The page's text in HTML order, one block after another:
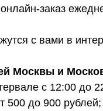
заказ
с вами в
Москвы и
с 12:00 до
500 до 900 рублей;